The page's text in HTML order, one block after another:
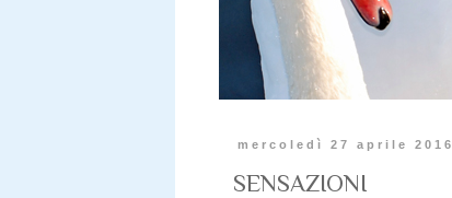
mercoledì 27 aprile 2016
SENSAZIONI